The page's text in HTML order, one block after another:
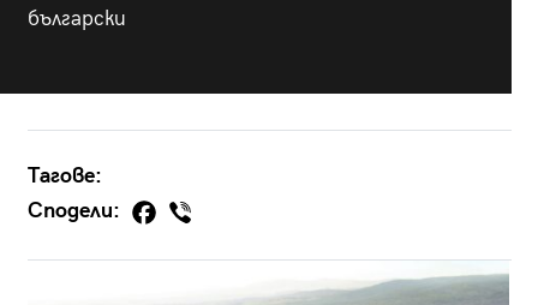
български
Тагове:
Сподели: